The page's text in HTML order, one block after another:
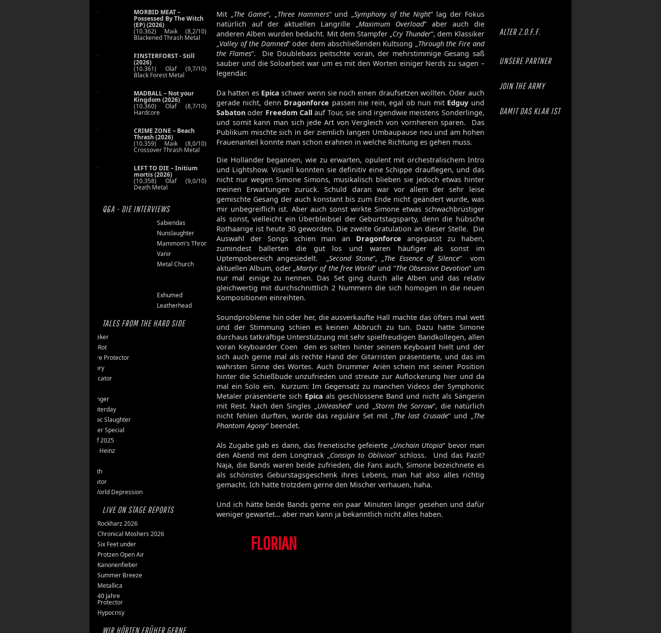
MORBID MEAT –
Possessed By The Witch
(EP) (2026)
(10.362) Maik (8,2/10)
Blackened Thrash Metal
FINSTERFORST - Still
(2026)
(10.361) Olaf (9,7/10)
Black Forest Metal
MADBALL – Not your
Kingdom (2026)
(10.360) Olaf (8,7/10)
Hardcore
CRIME ZONE – Beach
Thrash (2026)
(10.359) Maik (8,0/10)
Crossover Thrash Metal
LEFT TO DIE – Initium
mortis (2026)
(10.358) Olaf (9,0/10)
Death Metal
Q&A - DIE INTERVIEWS
Sabiendas
Nunslaughter
Mammom's Throne
Vanir
Metal Church
Exhumed
Leatherhead
TALES FROM THE HARD SIDE
Endseeker
Jungle Rot
40 Jahre Protector
Vomitory
Messticator
Clawfinger
Slaughterday
Teutonic Slaughter
Silvester Special
Best of 2025
Inge & Heinz
Stillbirth
Knorkator
New World Depression
LIVE ON STAGE REPORTS
Rockharz 2026
Chronical Moshers 2026
Six Feet under
Protzen Open Air
Kanonenfieber
Summer Breeze
Metallica
40 Jahre
Protector
Hypocrisy
WIR HÖRTEN FRÜHER GERNE
Mit „The Game“, „Three Hammers“ und „Symphony of the Night“ lag der Fokus
natürlich auf der aktuellen Langrille „Maximum Overload“ aber auch die
anderen Alben wurden bedacht. Mit dem Stampfer „Cry Thunder“, dem Klassiker
„Valley of the Damned“ oder dem abschließenden Kultsong „Through the Fire and
the Flames“. Die Doublebass peitschte voran, der mehrstimmige Gesang saß
sauber und die Soloarbeit war um es mit den Worten einiger Nerds zu sagen –
legendär.
Da hatten es Epica schwer wenn sie noch einen draufsetzen wollten. Oder auch
gerade nicht, denn Dragonforce passen nie rein, egal ob nun mit Edguy und
Sabaton oder Freedom Call auf Tour, sie sind irgendwie meistens Sonderlinge,
und somit kann man sich jede Art von Vergleich von vornherein sparen. Das
Publikum mischte sich in der ziemlich langen Umbaupause neu und am hohen
Frauenanteil konnte man schon erahnen in welche Richtung es gehen muss.
Die Holländer begannen, wie zu erwarten, opulent mit orchestralischem Intro
und Lightshow. Visuell konnten sie definitiv eine Schippe drauflegen, und das
nicht nur wegen Simone Simons, musikalisch blieben sie jedoch etwas hinter
meinen Erwartungen zurück. Schuld daran war vor allem der sehr leise
gemischte Gesang der auch konstant bis zum Ende nicht geändert wurde, was
mir unbegreiflich ist. Aber auch sonst wirkte Simone etwas schwachbrüstiger
als sonst, vielleicht ein Überbleibsel der Geburtstagsparty, denn die hübsche
Rothaarige ist heute 30 geworden. Die zweite Gratulation an dieser Stelle. Die
Auswahl der Songs schien man an Dragonforce angepasst zu haben,
zumindest ballerten die gut los und waren häufiger als sonst im
Uptempobereich angesiedelt. „Second Stone“, „The Essence of Silence“ vom
aktuellen Album, oder „Martyr of the free World” und “The Obsessive Devotion” um
nur mal einige zu nennen. Das Set ging durch alle Alben und das relativ
gleichwertig mit durchschnittlich 2 Nummern die sich homogen in die neuen
Kompositionen einreihten.
Soundprobleme hin oder her, die ausverkaufte Hall machte das öfters mal wett
und der Stimmung schien es keinen Abbruch zu tun. Dazu hatte Simone
durchaus tatkräftige Unterstützung mit sehr spielfreudigen Bandkollegen, allen
voran Keyboarder Coen den es selten hinter seinem Keyboard hielt und der
sich auch gerne mal als rechte Hand der Gitarristen präsentierte, und das im
wahrsten Sinne des Wortes. Auch Drummer Ariën schein mit seiner Position
hinter die Schießbude unzufrieden und streute zur Auflockerung hier und da
mal ein Solo ein. Kurzum: Im Gegensatz zu manchen Videos der Symphonic
Metaler präsentierte sich Epica als geschlossene Band und nicht als Sängerin
mit Rest. Nach den Singles „Unleashed“ und „Storm the Sorrow“, die natürlich
nicht fehlen durften, wurde das reguläre Set mit „The last Crusade“ und „The
Phantom Agony“ beendet.
Als Zugabe gab es dann, das frenetische gefeierte „Unchain Utopia“ bevor man
den Abend mit dem Longtrack „Consign to Oblivion“ schloss. Und das Fazit?
Naja, die Bands waren beide zufrieden, die Fans auch, Simone bezeichnete es
als schönstes Geburstagsgeschenk ihres Lebens, man hat also alles richtig
gemacht. Ich hätte trotzdem gerne den Mischer verhauen, haha.
Und ich hätte beide Bands gerne ein paar Minuten länger gesehen und dafür
weniger gewartet… aber man kann ja bekanntlich nicht alles haben.
FLORIAN
ALTER Z.O.F.F.
UNSERE PARTNER
JOIN THE ARMY
DAMIT DAS KLAR IST